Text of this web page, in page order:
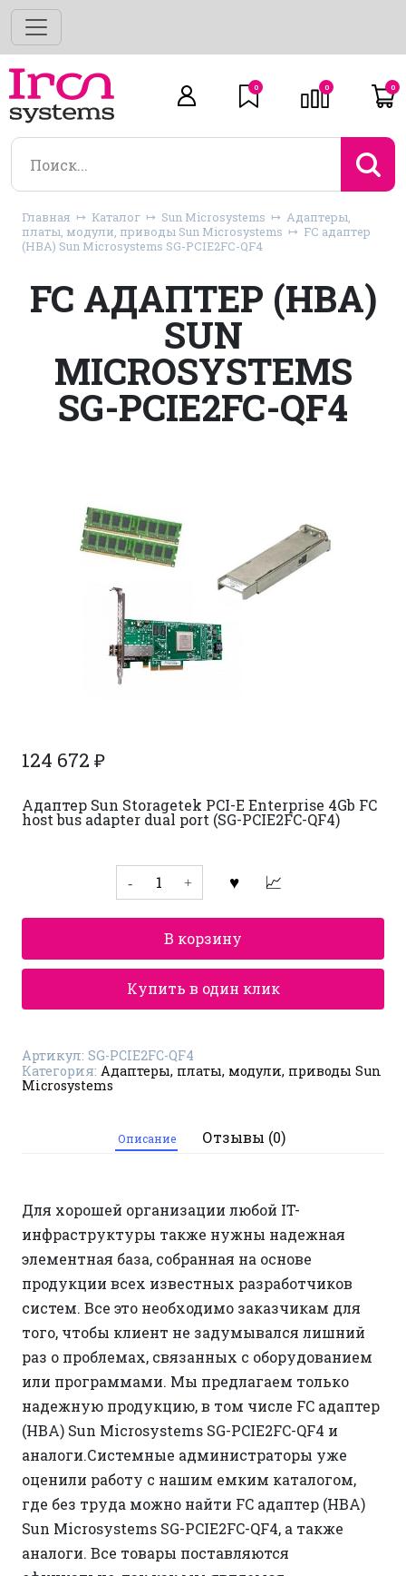
0 0 0
Главная Каталог Sun Microsystems
Адаптеры,
платы, модули, приводы Sun Microsystems
FC адаптер
(HBA) Sun Microsystems SG-PCIE2FC-QF4
FC АДАПТЕР (HBA)
SUN
MICROSYSTEMS
SG-PCIE2FC-QF4
124 672 ₽
Адаптер Sun Storagetek PCI-E Enterprise 4Gb FC
host bus adapter dual port (SG-PCIE2FC-QF4)
Количество
товара
FC
адаптер
Microsystems
SG-
PCIE2FC-
QF4
В корзину
Купить в один клик
Артикул: SG-PCIE2FC-QF4
Категория: Адаптеры, платы, модули, приводы Sun
Microsystems
Описание Отзывы (0)
Для хорошей организации любой IT-
инфраструктуры также нужны надежная
элементная база, собранная на основе
продукции всех известных разработчиков
систем. Все это необходимо заказчикам для
того, чтобы клиент не задумывался лишний
раз о проблемах, связанных с оборудованием
или программами. Мы предлагаем только
надежную продукцию, в том числе FC адаптер
(HBA) Sun Microsystems SG-PCIE2FC-QF4 и
аналоги.Системные администраторы уже
оценили работу с нашим емким каталогом,
где без труда можно найти FC адаптер (HBA)
Sun Microsystems SG-PCIE2FC-QF4, а также
аналоги. Все товары поставляются